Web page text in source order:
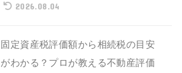
2026.08.04
固定資産税評価額から相続税の目安
がわかる？プロが教える不動産評価